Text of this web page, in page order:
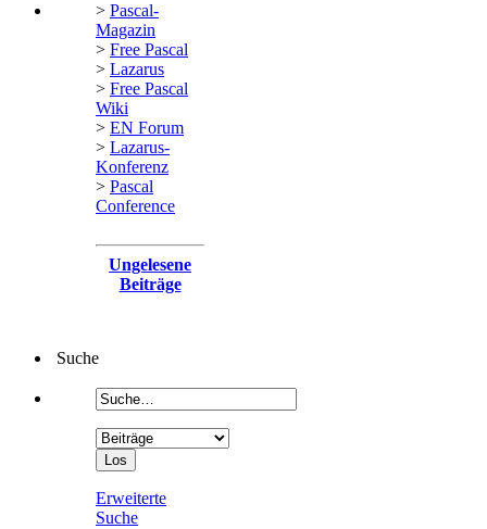
> Pascal-
Magazin
> Free Pascal
> Lazarus
> Free Pascal
Wiki
> EN Forum
> Lazarus-
Konferenz
> Pascal
Conference
Ungelesene
Beiträge
Suche
Erweiterte
Suche